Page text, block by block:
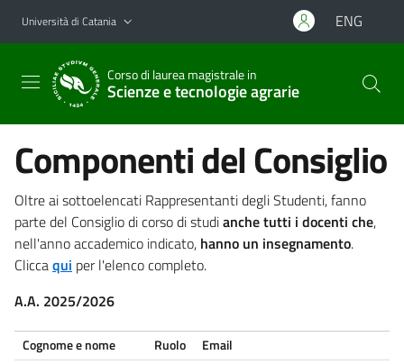
Vai al contenuto principale
Vai al menu di navigazione
Università di Catania ENG
Corso di laurea magistrale in
Scienze e tecnologie agrarie
Componenti del Consiglio
Oltre ai sottoelencati Rappresentanti degli Studenti, fanno
parte del Consiglio di corso di studianche tutti i docenti che,
nell'anno accademico indicato, hanno un insegnamento.
Cliccaqui per l'elenco completo.
A.A. 2025/2026
Cognome e nome Ruolo
Email